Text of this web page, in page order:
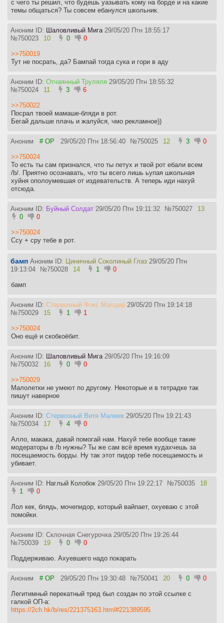
с чего ты решил, что будешь уазывать кому на борде и на какие
темы общаться? Ты совсем ебанулся школьник.
Аноним ID: Шаловливый Мига 29/05/20 Птн 18:55:17
№750023 10 0 0
>>750019
Тут не посрать, да? Бампай тогда сука и гори в аду
Аноним ID: Отчаянный Труляля 29/05/20 Птн 18:55:32
№750024 11 3 6
>>750022
Посрал твоей мамаше-бляди в рот.
Бегай дальше плачь и жалуйся, чмо рекламное))
Аноним # OP 29/05/20 Птн 18:56:40 №750025 12 3 0
>>750024
То есть ты сам признался, что ты петух и твой рот ебали всем
/b/. Приятно осознавать, что ты всего лишь ьупая школьная
хуйня ополоумевшая от издевательств. А теперь иди нахуй
отсюда.
Аноним ID: Буйный Солдат 29/05/20 Птн 19:11:32 №750027
13
0
0
>>750024
Ссу + сру тебе в рот.
бамп Аноним ID: Циничный Соколиный Глаз 29/05/20 Птн
19:13:04
№750028 14 1 0
бамп
Аноним ID: Стервозный Фокс Малдер 29/05/20 Птн 19:14:18
№750029 15 1 1
>>750024
Оно ещё и скобкоёбит.
Аноним ID: Шаловливый Мига 29/05/20 Птн 19:16:09
№750032 16 0 0
>>750029
Малолетки не умеют по другому. Некоторые и в тетрадке так
пишут наверное
Аноним ID: Стервозный Витя Малеев 29/05/20 Птн 19:21:43
№750034 17 4 0
Алло, макака, давай помогай нам. Нахуй тебе вообще такие
модераторы в /b нужны? Ты же сам всё время кудахчешь за
посещаемость борды. Ну так этот пидор тебе посещаемость и
убивает.
Аноним ID: Наглый Колобок 29/05/20 Птн 19:22:17 №750035
18
1
0
Лол кек, блядь, мочепидор, который вайпает, охуеваю с этой
помойки.
Аноним ID: Склочная Снегурочка 29/05/20 Птн 19:26:44
№750039 19 0 0
Поддерживаю. Ахуевшего надо покарать
Аноним # OP 29/05/20 Птн 19:30:48 №750041 20 0 0
Легитимный перекатный тред был создан по этой ссылке с
галкой ОП-а:
https://2ch.hk/b/res/221375163.html#221389595